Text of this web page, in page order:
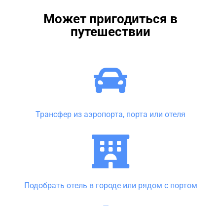
Может пригодиться в
путешествии
Трансфер из аэропорта, порта или отеля
Подобрать отель в городе или рядом с портом